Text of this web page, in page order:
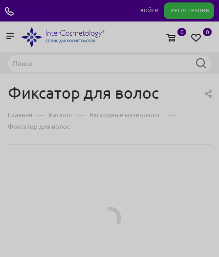
ВОЙТИ РЕГИСТРАЦИЯ
0
0
Фиксатор для волос
Главная — Каталог — Расходные материалы —
Фиксатор для волос